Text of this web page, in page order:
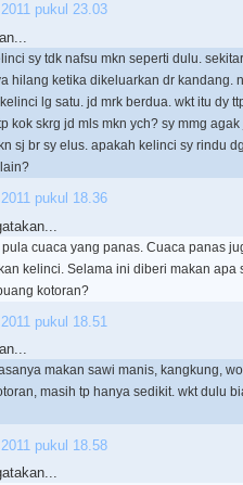
pukul 23.03
sy tdk nafsu mkn seperti dulu.
hilang ketika dikeluarkan dr kandang.
lg satu. jd mrk berdua. wkt itu dy
kok skrg jd mls mkn ych? sy mmg
sj br sy elus. apakah kelinci sy rindu
pukul 18.36
cuaca yang panas. Cuaca panas
kelinci. Selama ini diberi makan apa
kotoran?
pukul 18.51
makan sawi manis, kangkung,
masih tp hanya sedikit. wkt dulu
pukul 18.58